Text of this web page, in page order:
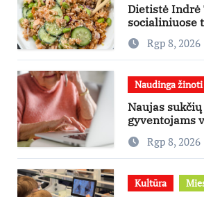
Dietistė Indrė
socialiniuose
receptuRgp 8, 2026
Naudinga žinoti
Naujas
gyventojams
skambina per
Rgp 8, 2026
Kultūra